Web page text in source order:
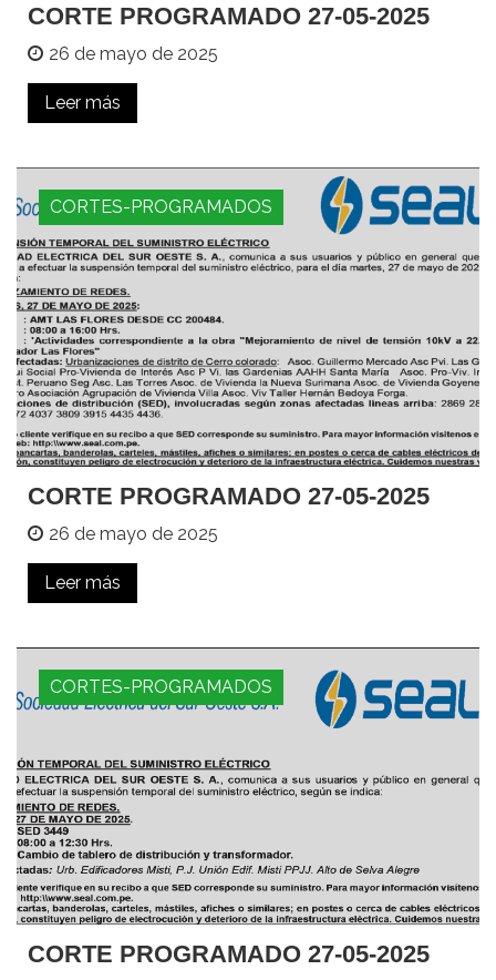
CORTE PROGRAMADO 27-05-2025
26 de mayo de 2025
Leer más
CORTES-PROGRAMADOS
CORTE PROGRAMADO 27-05-2025
26 de mayo de 2025
Leer más
CORTES-PROGRAMADOS
CORTE PROGRAMADO 27-05-2025